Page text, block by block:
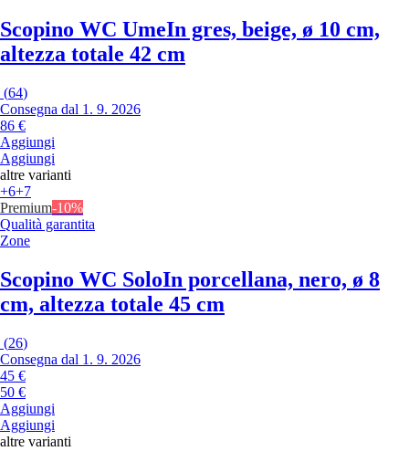
Scopino WC UmeIn gres, beige, ø 10 cm,
altezza totale 42 cm
(64)
Consegna dal 1. 9. 2026
86 €
Aggiungi
Aggiungi
altre varianti
+6+7
Premium-10%
Qualità garantita
Zone
Scopino WC SoloIn porcellana, nero, ø 8
cm, altezza totale 45 cm
(26)
Consegna dal 1. 9. 2026
45 €
50 €
Aggiungi
Aggiungi
altre varianti